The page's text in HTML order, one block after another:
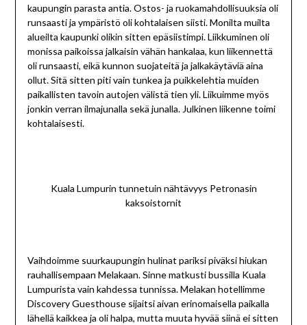
kaupungin parasta antia. Ostos- ja ruokamahdollisuuksia oli
runsaasti ja ympäristö oli kohtalaisen siisti. Monilta muilta
alueilta kaupunki olikin sitten epäsiistimpi. Liikkuminen oli
monissa paikoissa jalkaisin vähän hankalaa, kun liikennettä
oli runsaasti, eikä kunnon suojateitä ja jalkakäytäviä aina
ollut. Sitä sitten piti vain tunkea ja puikkelehtia muiden
paikallisten tavoin autojen välistä tien yli. Liikuimme myös
jonkin verran ilmajunalla sekä junalla. Julkinen liikenne toimi
kohtalaisesti.
Kuala Lumpurin tunnetuin nähtävyys Petronasin
kaksoistornit
Vaihdoimme suurkaupungin hulinat pariksi piväksi hiukan
rauhallisempaan Melakaan. Sinne matkusti bussilla Kuala
Lumpurista vain kahdessa tunnissa. Melakan hotellimme
Discovery Guesthouse sijaitsi aivan erinomaisella paikalla
lähellä kaikkea ja oli halpa, mutta muuta hyvää siinä ei sitten